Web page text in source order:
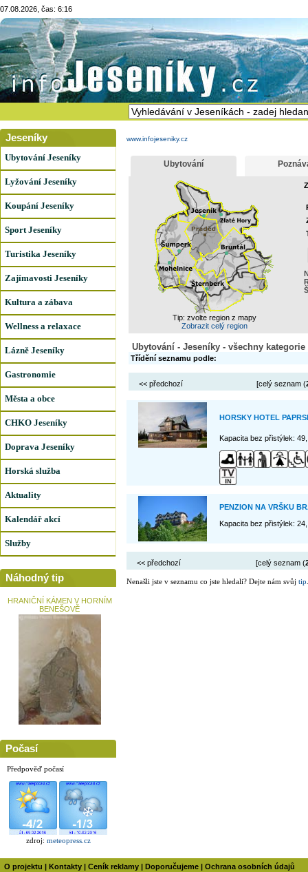
07.08.2026, čas: 6:16
Jeseníky
Ubytování Jeseníky
Lyžování Jeseníky
Koupání Jeseníky
Sport Jeseníky
Turistika Jeseníky
Zajímavosti Jeseníky
Kultura a zábava
Wellness a relaxace
Lázně Jeseníky
Gastronomie
Města a obce
CHKO Jeseníky
Doprava Jeseníky
Horská služba
Aktuality
Kalendář akcí
Služby
Náhodný tip
HRANIČNÍ KÁMEN V HORNÍM
BENEŠOVĚ
Počasí
Předpověď počasí
zdroj: meteopress.cz
www.infojeseniky.cz
Ubytování
Tip: zvolte region z mapy
Zobrazit celý region
Ubytování - Jeseníky - všechny kategorie
Třídění seznamu podle:
<< předchozí [celý seznam (
HORSKY HOTEL
Kapacita bez přistýlek:
PENZION NA VRŠKU
Kapacita bez přistýlek:
<< předchozí [celý seznam (
Nenašli jste v seznamu co jste hledali? Dejte nám svůj tip
O projektu Kontakty Ceník reklamy Doporučujeme
Ochrana osobních údajů